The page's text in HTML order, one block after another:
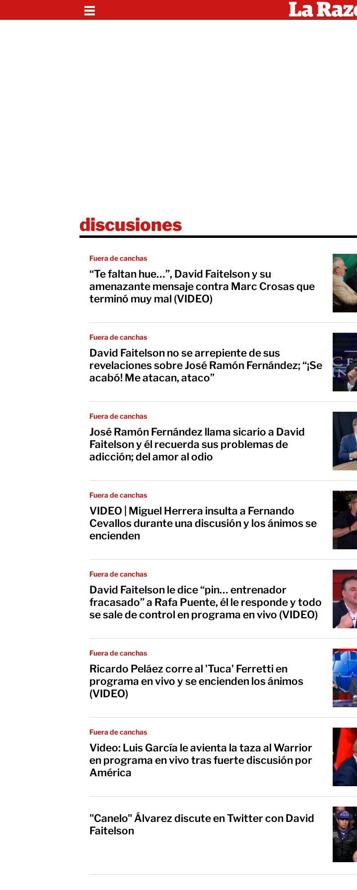
discusiones
Fuera de canchas
“Te faltan hue…”, David Faitelson y su
amenazante mensaje contra Marc Crosas que
terminó muy mal (VIDEO)
Fuera de canchas
David Faitelson no se arrepiente de sus
revelaciones sobre José Ramón Fernández; “¡Se
acabó! Me atacan, ataco”
Fuera de canchas
José Ramón Fernández llama sicario a David
Faitelson y él recuerda sus problemas de
adicción; del amor al odio
Fuera de canchas
VIDEO | Miguel Herrera insulta a Fernando
Cevallos durante una discusión y los ánimos se
encienden
Fuera de canchas
David Faitelson le dice “pin… entrenador
fracasado” a Rafa Puente, él le responde y todo
se sale de control en programa en vivo (VIDEO)
Fuera de canchas
Ricardo Peláez corre al 'Tuca' Ferretti en
programa en vivo y se encienden los ánimos
(VIDEO)
Fuera de canchas
Video: Luis García le avienta la taza al Warrior
en programa en vivo tras fuerte discusión por
América
"Canelo" Álvarez discute en Twitter con David
Faitelson